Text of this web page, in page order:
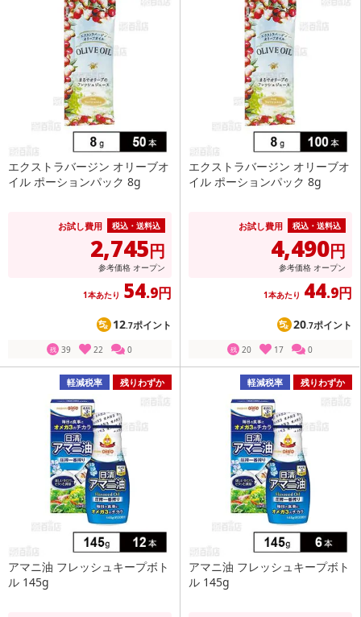
エクストラバージン オリーブオ
イル ポーションパック 8g
お試し費用 税込・送料込
2,745円
参考価格 オープン
1本あたり 54.9円
12.7ポイント
残 39 22 0
エクストラバージン オリーブオ
イル ポーションパック 8g
お試し費用 税込・送料込
4,490円
参考価格 オープン
1本あたり 44.9円
20.7ポイント
残 20 17 0
軽減税率 残りわずか
アマニ油 フレッシュキープボト
ル 145g
軽減税率 残りわずか
アマニ油 フレッシュキープボト
ル 145g